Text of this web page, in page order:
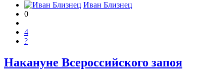
Иван Близнец
0
4
?
Накануне Всероссийского запоя